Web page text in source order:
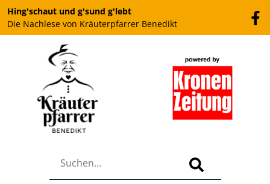
Hing'schaut und g'sund g'lebt
Die Nachlese von Kräuterpfarrer Benedikt